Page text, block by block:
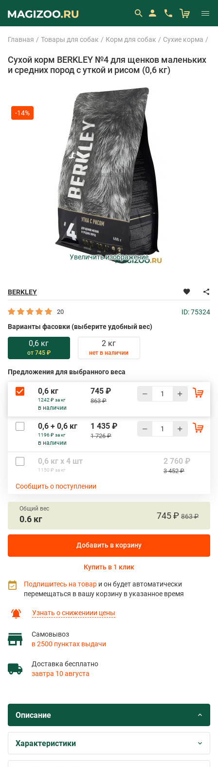
Главная Товары для собак Корм для собак Сухие корма
Сухой корм BERKLEY №4 для щенков маленьких
и средних пород с уткой и рисом (0,6 кг)
BERKLEY
-14%
Увеличить изображение
20
ID: 75324
Варианты фасовки (выберите удобный вес)
0,6 кг
от 745 ₽
2 кг
нет в наличии
Предложения для выбранного веса
0,6 кг
1242 ₽ за кг
в наличии
745 ₽
863 ₽
0,6 + 0,6 кг
1196 ₽ за кг
в наличии
1 435 ₽
1 726 ₽
0,6 кг х 4 шт
1150 ₽ за кг
2 760 ₽
3 452 ₽
Сообщить о поступлении
Узнать о снижениии цены
Самовывоз
в 2500 пунктах выдачи
Доставка бесплатно
завтра 10 августа
Общий вес
0.6 кг 745 ₽ 863 ₽
Добавить в корзину
Купить в 1 клик
Подпишитесь на товар и он будет автоматически
перемещаться в вашу корзину в указанное время
Описание
Характеристики